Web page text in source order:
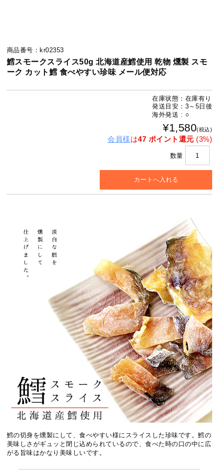
商品番号：kr02353
鱈スモークスライス50g 北海道産鱈使用 乾物 燻製 スモ
ーク カット鱈 食べやすい珍味 メール便対応
在庫状態：在庫有り
発送目安：3～5日後
海外発送 : ○
¥1,580(税込)
会員様は47 ポイント還元 (3%)
数量
鱈の切身を燻製にして、食べやすい様にスライスした珍味です。鱈の
美味しさがギュッと閉じ込められているので、食べた時の口の中に広
がる旨味はかなり美味しいです。